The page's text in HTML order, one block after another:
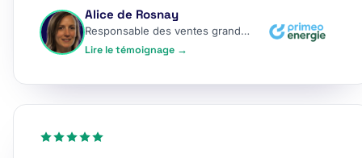
Alice de Rosnay
Responsable des ventes grands comptes
Lire le témoignage →